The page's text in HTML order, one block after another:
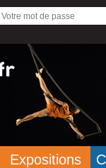
Expositions